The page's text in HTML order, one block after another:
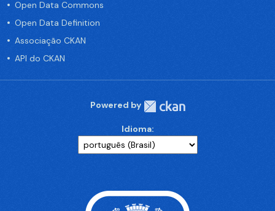
Open Data Commons
Open Data Definition
Associação CKAN
API do CKAN
Powered by
Idioma